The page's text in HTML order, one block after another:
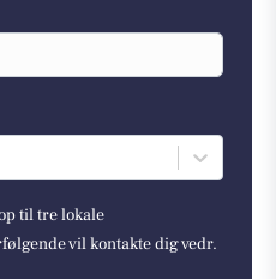
til tre lokale
vil kontakte dig vedr.